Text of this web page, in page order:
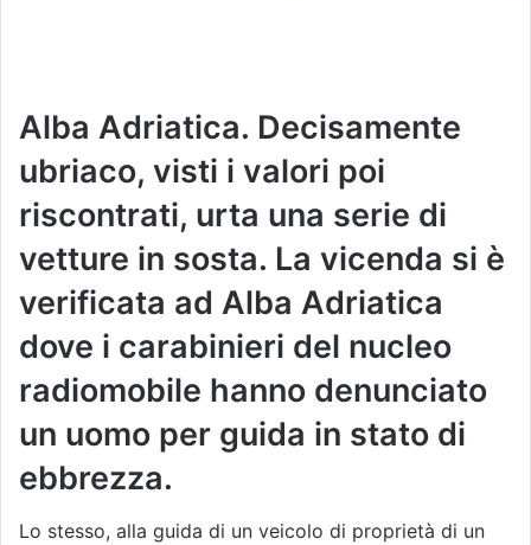
Alba Adriatica. Decisamente
ubriaco, visti i valori poi
riscontrati, urta una serie di
vetture in sosta. La vicenda si è
verificata ad Alba Adriatica
dove i carabinieri del nucleo
radiomobile hanno denunciato
un uomo per guida in stato di
ebbrezza.
Lo stesso, alla guida di un veicolo di proprietà di un